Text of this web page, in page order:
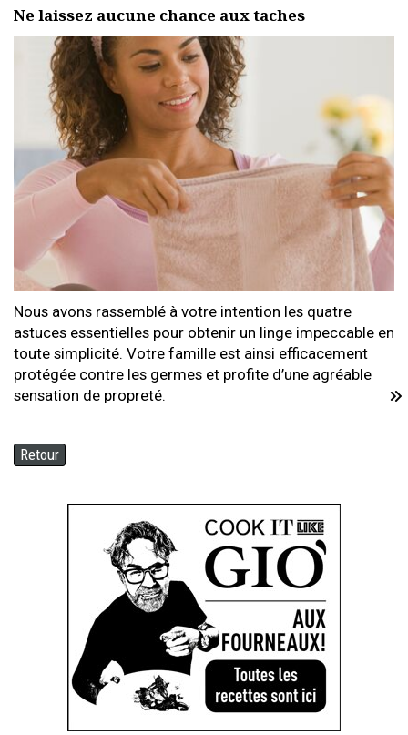
Ne laissez aucune chance aux taches
Nous avons rassemblé à votre intention les quatre
astuces essentielles pour obtenir un linge impeccable en
toute simplicité. Votre famille est ainsi efficacement
protégée contre les germes et profite d’une agréable
sensation de propreté.
Retour